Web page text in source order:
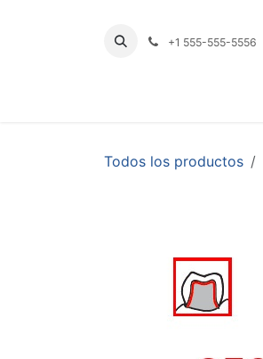
+1 555-555-5556
Todos los productos